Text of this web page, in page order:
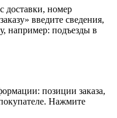
доставки, номер
введите сведения,
например: подъезды в
позиции заказа,
Нажмите